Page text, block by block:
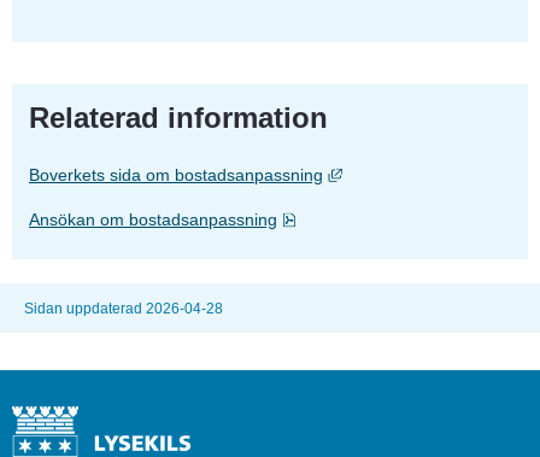
Relaterad information
Boverkets sida om bostadsanpassning Länk till annan
Ansökan om bostadsanpassning Pdf, 500.1 kB, öppnas i nytt
Sidan uppdaterad 2026-04-28